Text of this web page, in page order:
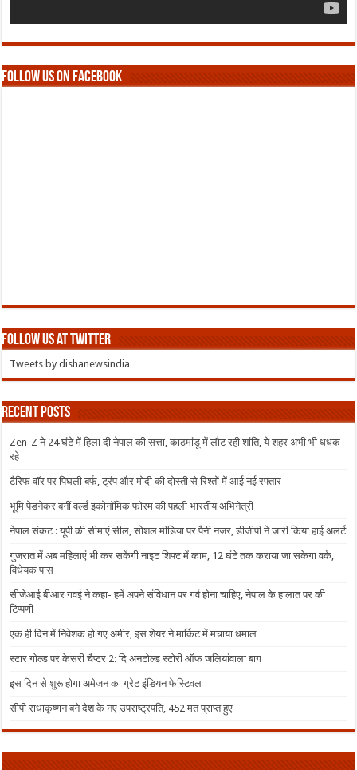
Follow us on Facebook
Follow us at Twitter
Tweets by dishanewsindia
Recent Posts
Zen-Z ने 24 घंटे में हिला दी नेपाल की सत्ता, काठमांडू में लौट रही शांति, ये शहर अभी भी धधक
रहे
टैरिफ वॉर पर पिघली बर्फ, ट्रंप और मोदी की दोस्ती से रिश्तों में आई नई रफ्तार
भूमि पेडनेकर बनीं वर्ल्ड इकोनॉमिक फोरम की पहली भारतीय अभिनेत्री
नेपाल संकट : यूपी की सीमाएं सील, सोशल मीडिया पर पैनी नजर, डीजीपी ने जारी किया हाई अलर्ट
गुजरात में अब महिलाएं भी कर सकेंगी नाइट शिफ्ट में काम, 12 घंटे तक कराया जा सकेगा वर्क,
विधेयक पास
सीजेआई बीआर गवई ने कहा- हमें अपने संविधान पर गर्व होना चाहिए, नेपाल के हालात पर की
टिप्पणी
एक ही दिन में निवेशक हो गए अमीर, इस शेयर ने मार्किट में मचाया धमाल
स्टार गोल्ड पर केसरी चैप्टर 2: दि अनटोल्ड स्टोरी ऑफ जलियांवाला बाग
इस दिन से शुरू होगा अमेजन का ग्रेट इंडियन फेस्टिवल
सीपी राधाकृष्णन बने देश के नए उपराष्ट्रपति, 452 मत प्राप्त हुए